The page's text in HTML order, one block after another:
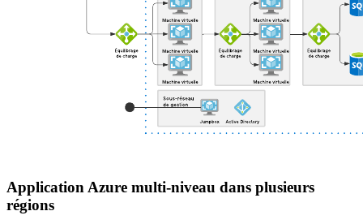
Application Azure multi-niveau dans plusieurs
régions